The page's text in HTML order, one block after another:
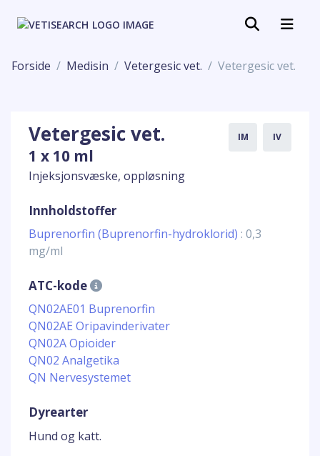
Forside Medisin Vetergesic vet. Vetergesic vet.
Vetergesic vet.
1 x 10 ml
Injeksjonsvæske, oppløsning
IM IV
Innholdstoffer
Buprenorfin (Buprenorfin-hydroklorid) : 0,3
mg/ml
ATC-kode
QN02AE01 Buprenorfin
QN02AE Oripavinderivater
QN02A Opioider
QN02 Analgetika
QN Nervesystemet
Dyrearter
Hund og katt.